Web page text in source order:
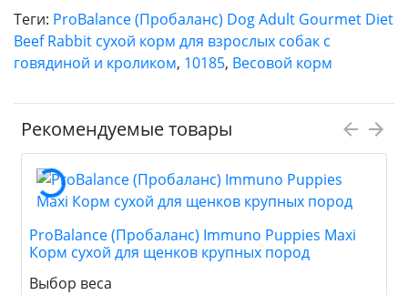
Теги: ProBalance (Пробаланс) Dog Adult Gourmet Diet
Beef Rabbit сухой корм для взрослых собак с
говядиной и кроликом, 10185, Весовой корм
Рекомендуемые товары
ProBalance (Пробаланс) Immuno Puppies Maxi
Корм сухой для щенков крупных пород
Выбор веса